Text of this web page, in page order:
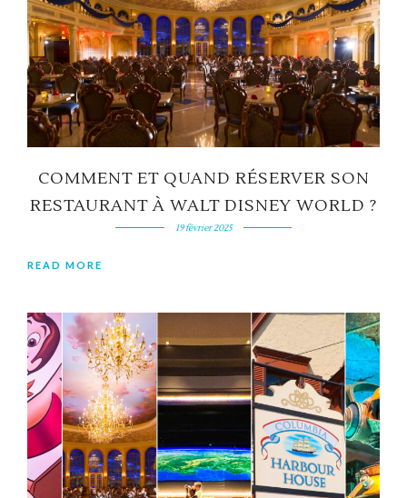
COMMENT ET QUAND RÉSERVER SON
RESTAURANT À WALT DISNEY WORLD ?
19 février 2025
READ MORE